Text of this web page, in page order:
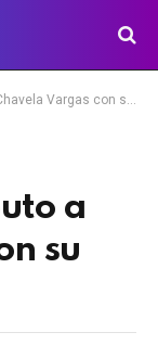
Vargas con su nuevo EP
a
su